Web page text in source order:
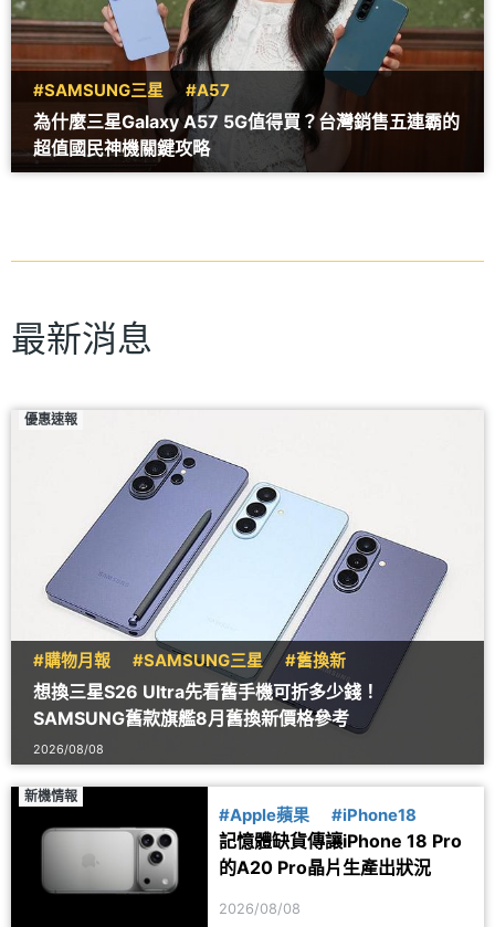
#SAMSUNG三星 #A57
為什麼三星Galaxy A57 5G值得買？台灣銷售五連霸的
超值國民神機關鍵攻略
最新消息
優惠速報
#購物月報 #SAMSUNG三星 #舊換新
想換三星S26 Ultra先看舊手機可折多少錢！
SAMSUNG舊款旗艦8月舊換新價格參考
2026/08/08
新機情報
#Apple蘋果 #iPhone18
記憶體缺貨傳讓iPhone 18 Pro
的A20 Pro晶片生產出狀況
2026/08/08